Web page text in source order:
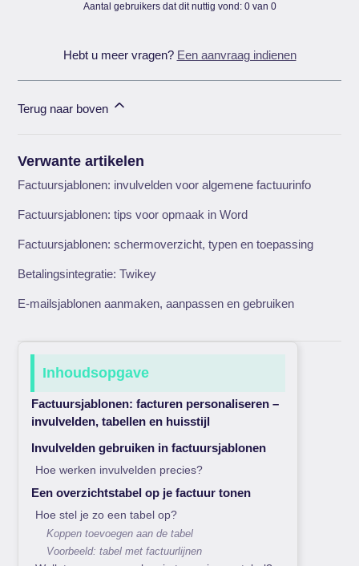
Aantal gebruikers dat dit nuttig vond: 0 van 0
Hebt u meer vragen? Een aanvraag indienen
Terug naar boven
Verwante artikelen
Factuursjablonen: invulvelden voor algemene factuurinfo
Factuursjablonen: tips voor opmaak in Word
Factuursjablonen: schermoverzicht, typen en toepassing
Betalingsintegratie: Twikey
E-mailsjablonen aanmaken, aanpassen en gebruiken
Inhoudsopgave
Factuursjablonen: facturen personaliseren –
invulvelden, tabellen en huisstijl
Invulvelden gebruiken in factuursjablonen
Hoe werken invulvelden precies?
Een overzichtstabel op je factuur tonen
Hoe stel je zo een tabel op?
Koppen toevoegen aan de tabel
Voorbeeld: tabel met factuurlijnen